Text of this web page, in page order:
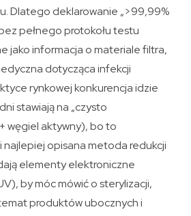
Dlatego deklarowanie „>99,99%
pełnego protokołu testu
jako informacja o materiale filtra,
dotycząca infekcji
rynkowej konkurencja idzie
stawiają na „czysto
węgiel aktywny), bo to
najlepiej opisana metoda redukcji
elementy elektroniczne
by móc mówić o sterylizacji,
produktów ubocznych i